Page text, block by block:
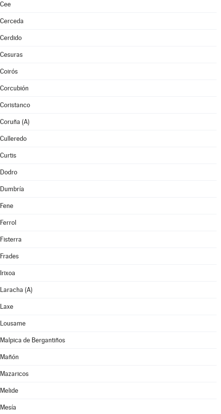
Cee
Cerceda
Cerdido
Cesuras
Coirós
Corcubión
Coristanco
Coruña (A)
Culleredo
Curtis
Dodro
Dumbría
Fene
Ferrol
Fisterra
Frades
Irixoa
Laracha (A)
Laxe
Lousame
Malpica de Bergantiños
Mañón
Mazaricos
Melide
Mesía